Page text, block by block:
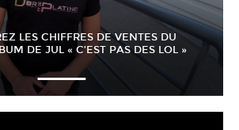
LES CHIFFRES DE VENTES DU
DE JUL « C’EST PAS DES LOL »